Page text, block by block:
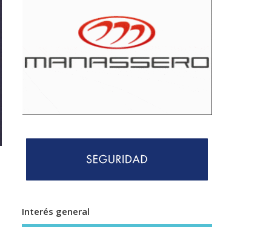
Interés general